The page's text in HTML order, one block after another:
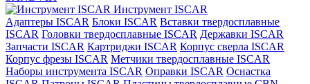
Инструмент ISCAR
Адаптеры ISCAR Блоки ISCAR Вставки твердосплавные
ISCAR Головки твердосплавные ISCAR Державки ISCAR
Запчасти ISCAR Картриджи ISCAR Корпус сверла ISCAR
Корпус фрезы ISCAR Метчики твердосплавные ISCAR
Наборы инструмента ISCAR Оправки ISCAR Оснастка